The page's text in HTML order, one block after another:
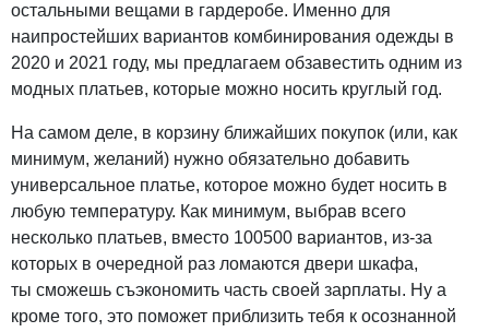
остальными вещами в гардеробе. Именно для
наипростейших вариантов комбинирования одежды в
2020 и 2021 году, мы предлагаем обзавестить одним из
модных платьев, которые можно носить круглый год.
На самом деле, в корзину ближайших покупок (или, как
минимум, желаний) нужно обязательно добавить
универсальное платье, которое можно будет носить в
любую температуру. Как минимум, выбрав всего
несколько платьев, вместо 100500 вариантов, из-за
которых в очередной раз ломаются двери шкафа,
ты сможешь съэкономить часть своей зарплаты. Ну а
кроме того, это поможет приблизить тебя к осознанной